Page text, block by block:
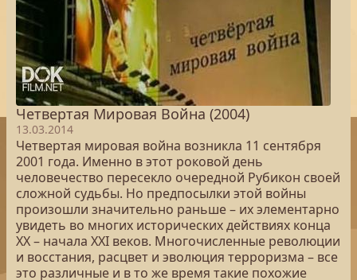
Четвертая Мировая Война (2004)
13.03.2014
Четвертая мировая война возникла 11 сентября
2001 года. Именно в этот роковой день
человечество пересекло очередной Рубикон своей
сложной судьбы. Но предпосылки этой войны
произошли значительно раньше – их элементарно
увидеть во многих исторических действиях конца
XX – начала XXI веков. Многочисленные революции
и восстания, расцвет и эволюция терроризма – все
это различные и в то же время такие похожие